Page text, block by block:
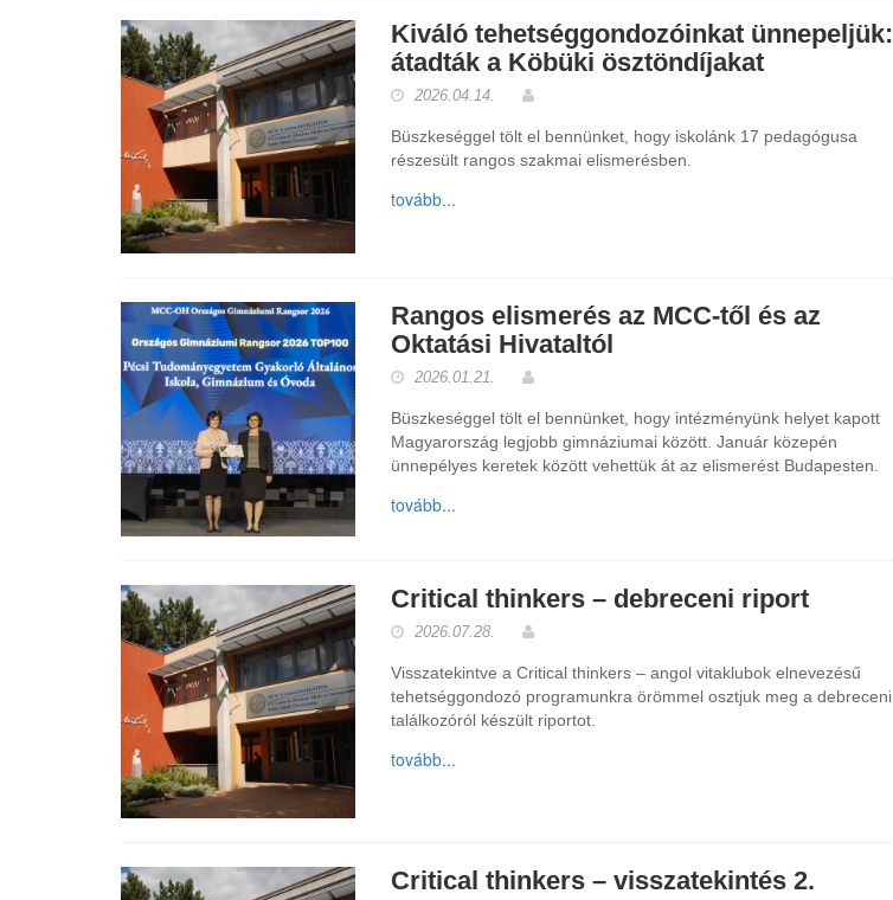
Kiváló tehetséggondozóinkat ünnepeljük:
átadták a Köbüki ösztöndíjakat
2026.04.14.
Büszkeséggel tölt el bennünket, hogy iskolánk 17 pedagógusa
részesült rangos szakmai elismerésben.
tovább...
Rangos elismerés az MCC-től és az
Oktatási Hivataltól
2026.01.21.
Büszkeséggel tölt el bennünket, hogy intézményünk helyet kapott
Magyarország legjobb gimnáziumai között. Január közepén
ünnepélyes keretek között vehettük át az elismerést Budapesten.
tovább...
Critical thinkers – debreceni riport
2026.07.28.
Visszatekintve a Critical thinkers – angol vitaklubok elnevezésű
tehetséggondozó programunkra örömmel osztjuk meg a debreceni
találkozóról készült riportot.
tovább...
Critical thinkers – visszatekintés 2.